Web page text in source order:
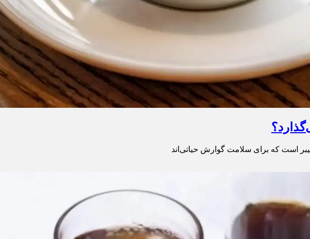
است که برای سلامت گوارش حیاتی‌اند